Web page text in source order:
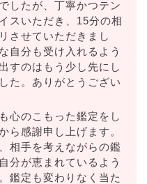
したが、丁寧かつテン
スいただき、15分の相
させていただきまし
自分も受け入れるよう
すのはもう少し先にし
た。ありがとうござい
心のこもった鑑定をし
ら感謝申し上げます。
相手を考えながらの鑑
分が恵まれているよう
鑑定も変わりなく当た